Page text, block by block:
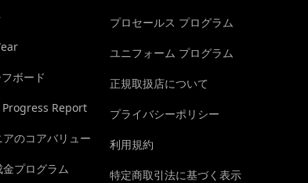
ボード
Report
のコアバリュー
プログラム
プロセールス プログラム
ユニフォーム プログラム
正規取扱店について
プライバシーポリシー
利用規約
特定商取引法に基づく表示